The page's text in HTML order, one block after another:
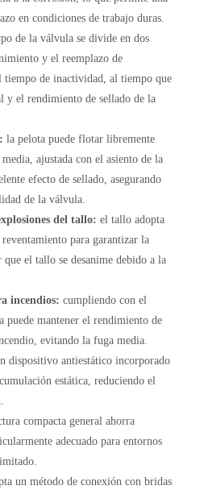
en condiciones de trabajo duras.
de la válvula se divide en dos
y el reemplazo de
tiempo de inactividad, al tiempo que
y el rendimiento de sellado de la
la pelota puede flotar libremente
ajustada con el asiento de la
efecto de sellado, asegurando
de la válvula.
del tallo: el tallo adopta
para garantizar la
el tallo se desanime debido a la
incendios: cumpliendo con el
puede mantener el rendimiento de
evitando la fuga media.
dispositivo antiestático incorporado
estática, reduciendo el
compacta general ahorra
adecuado para entornos
un método de conexión con bridas